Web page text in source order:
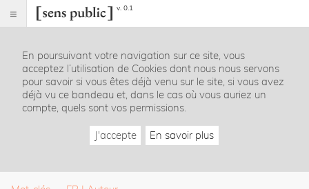
v. 0.1
Index
Rubriques
Essais
En poursuivant votre navigation sur ce site, vous
acceptez l’utilisation de Cookies dont nous nous servons
pour savoir si vous êtes déjà venu sur le site, si vous avez
déjà vu ce bandeau et, dans le cas où vous auriez un
compte, quels sont vos permissions.
J'accepte En savoir plus